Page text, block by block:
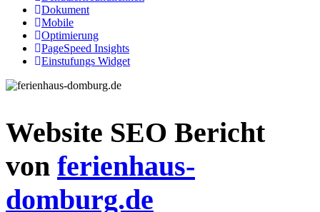
Dokument
Mobile
Optimierung
PageSpeed Insights
Einstufungs Widget
Website SEO Bericht
von ferienhaus-
domburg.de